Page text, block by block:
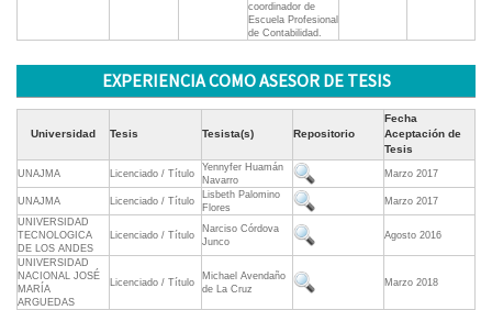
coordinador de
Escuela Profesional
de Contabilidad.
EXPERIENCIA COMO ASESOR DE TESIS
Universidad Tesis Tesista(s) Repositorio
Fecha
Aceptación de
Tesis
UNAJMA Licenciado / Título
Yennyfer Huamán
Navarro
Marzo 2017
UNAJMA Licenciado / Título
Lisbeth Palomino
Flores
Marzo 2017
UNIVERSIDAD
TECNOLOGICA
DE LOS ANDES
Licenciado / Título
Narciso Córdova
Junco
Agosto 2016
UNIVERSIDAD
NACIONAL JOSÉ
MARÍA
ARGUEDAS
Licenciado / Título
Michael Avendaño
de La Cruz
Marzo 2018